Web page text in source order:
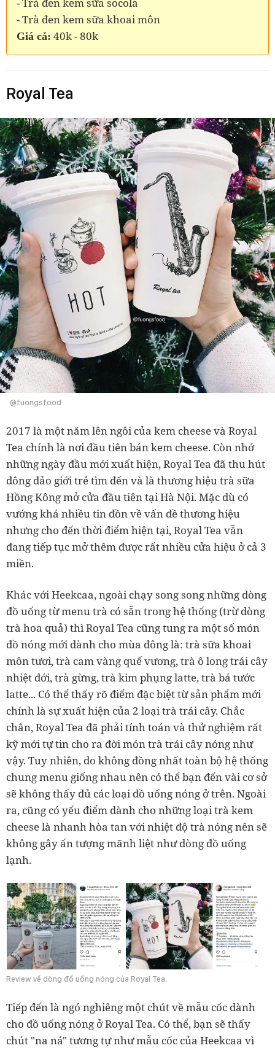
- Trà đen kem sữa khoai môn
Giá cả: 40k - 80k
Royal Tea
@fuongsfood
2017 là một năm lên ngôi của kem cheese và Royal
Tea chính là nơi đầu tiên bán kem cheese. Còn nhớ
những ngày đầu mới xuất hiện, Royal Tea đã thu hút
đông đảo giới trẻ tìm đến và là thương hiệu trà sữa
Hồng Kông mở cửa đầu tiên tại Hà Nội. Mặc dù có
vướng khá nhiều tin đồn về vấn đề thương hiệu
nhưng cho đến thời điểm hiện tại, Royal Tea vẫn
đang tiếp tục mở thêm được rất nhiều cửa hiệu ở cả 3
miền.
Khác với Heekcaa, ngoài chạy song song những dòng
đồ uống từ menu trà có sẵn trong hệ thống (trừ dòng
trà hoa quả) thì Royal Tea cũng tung ra một số món
đồ nóng mới dành cho mùa đông là: trà sữa khoai
môn tươi, trà cam vàng quế vương, trà ô long trái cây
nhiệt đới, trà gừng, trà kim phụng latte, trà bá tước
latte... Có thể thấy rõ điểm đặc biệt từ sản phẩm mới
chính là sự xuất hiện của 2 loại trà trái cây. Chắc
chắn, Royal Tea đã phải tính toán và thử nghiệm rất
kỹ mới tự tin cho ra đời món trà trái cây nóng như
vậy. Tuy nhiên, do không đồng nhất toàn bộ hệ thống
chung menu giống nhau nên có thể bạn đến vài cơ sở
sẽ không thấy đủ các loại đồ uống nóng ở trên. Ngoài
ra, cũng có yếu điểm dành cho những loại trà kem
cheese là nhanh hòa tan với nhiệt độ trà nóng nên sẽ
không gây ấn tượng mãnh liệt như dòng đồ uống
lạnh.
Review về dòng đồ uống nóng của Royal Tea.
Tiếp đến là ngó nghiêng một chút về mẫu cốc dành
cho đồ uống nóng ở Royal Tea. Có thể, bạn sẽ thấy
chút "na ná" tương tự như mẫu cốc của Heekcaa vì